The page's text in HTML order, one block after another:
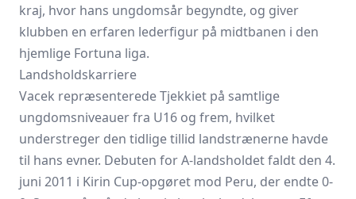
kraj, hvor hans ungdomsår begyndte, og giver
klubben en erfaren lederfigur på midtbanen i den
hjemlige Fortuna liga.
Landsholdskarriere
Vacek repræsenterede Tjekkiet på samtlige
ungdomsniveauer fra U16 og frem, hvilket
understreger den tidlige tillid landstrænerne havde
til hans evner. Debuten for A-landsholdet faldt den 4.
juni 2011 i Kirin Cup-opgøret mod Peru, der endte 0-